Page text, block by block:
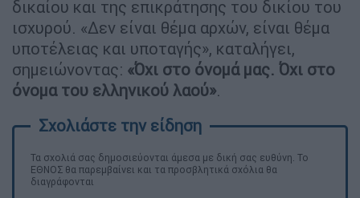
δικαίου και της επικράτησης του δικίου του
ισχυρού. «Δεν είναι θέμα αρχών, είναι θέμα
υποτέλειας και υποταγής», καταλήγει,
σημειώνοντας: «Όχι στο όνομά μας. Όχι στο
όνομα του ελληνικού λαού».
Τα σχολιά σας δημοσιεύονται άμεσα με δική σας ευθύνη. Το
ΕΘΝΟΣ θα παρεμβαίνει και τα προσβλητικά σχόλια θα
διαγράφονται